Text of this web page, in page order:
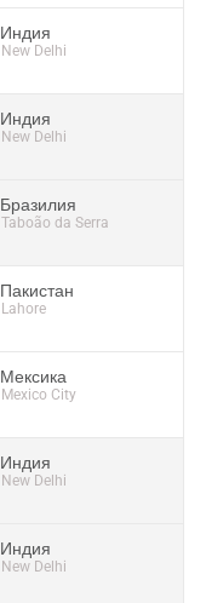
Индия
New Delhi
Индия
New Delhi
Бразилия
Taboão da Serra
Пакистан
Lahore
Мексика
Mexico City
Индия
New Delhi
Индия
New Delhi